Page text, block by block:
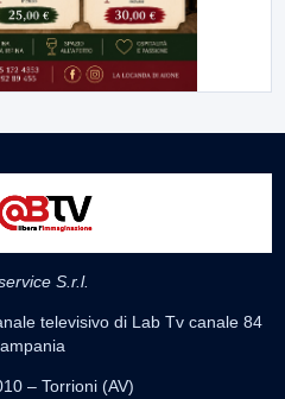
S.r.l.
televisivo di Lab Tv canale 84
– Torrioni (AV)